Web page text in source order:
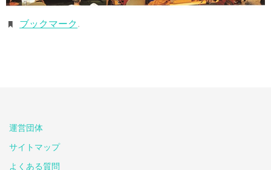
ブックマーク .
運営団体
サイトマップ
よくある質問